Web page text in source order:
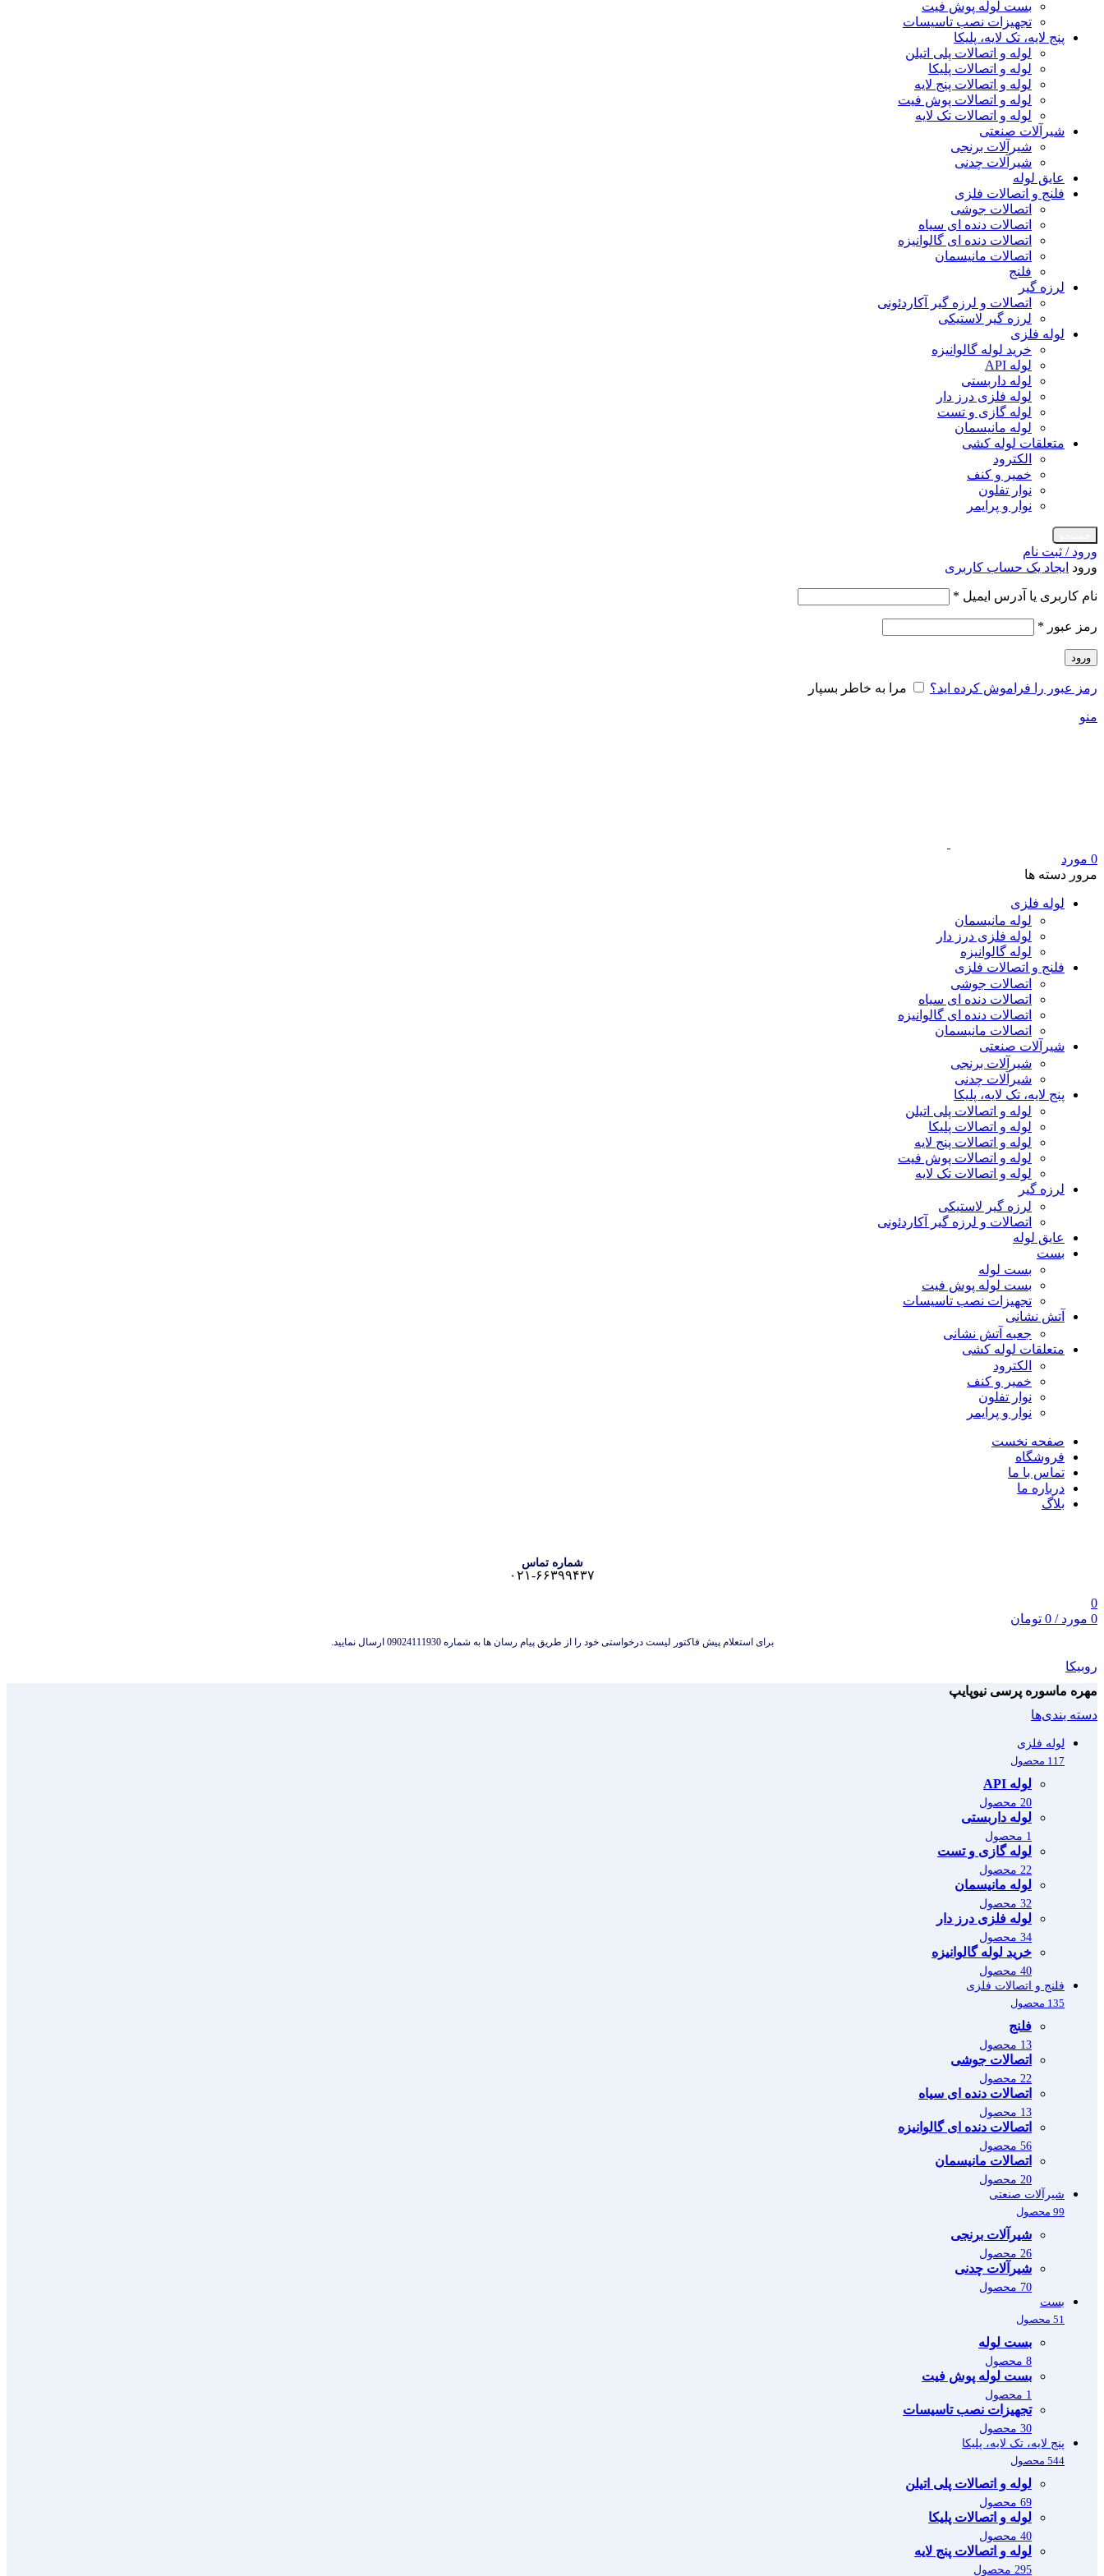
بست لوله پوش فیت
تجهیزات نصب تاسیسات
پنج لایه، تک لایه، پلیکا
لوله و اتصالات پلی اتیلن
لوله و اتصالات پلیکا
لوله و اتصالات پنج لایه
لوله و اتصالات پوش فیت
لوله و اتصالات تک لایه
شیرآلات صنعتی
شیرآلات برنجی
شیرآلات چدنی
عایق لوله
فلنج و اتصالات فلزی
اتصالات جوشی
اتصالات دنده ای سیاه
اتصالات دنده ای گالوانیزه
اتصالات مانیسمان
فلنج
لرزه گیر
اتصالات و لرزه گیر آکاردئونی
لرزه گیر لاستیکی
لوله فلزی
خرید لوله گالوانیزه
لوله API
لوله داربستی
لوله فلزی درز دار
لوله گازی و تست
لوله مانیسمان
متعلقات لوله کشی
الکترود
خمیر و کنف
نوار تفلون
نوار و پرایمر
ورود / ثبت نام
ورود ایجاد یک حساب کاربری
نام کاربری یا آدرس ایمیل *
رمز عبور *
ورود
رمز عبور را فراموش کرده اید؟ مرا به خاطر بسپار
منو
0 مورد
مرور دسته ها
لوله فلزی
لوله مانیسمان
لوله فلزی درز دار
لوله گالوانیزه
فلنج و اتصالات فلزی
اتصالات جوشی
اتصالات دنده ای سیاه
اتصالات دنده ای گالوانیزه
اتصالات مانیسمان
شیرآلات صنعتی
شیرآلات برنجی
شیرآلات چدنی
پنج لایه، تک لایه، پلیکا
لوله و اتصالات پلی اتیلن
لوله و اتصالات پلیکا
لوله و اتصالات پنج لایه
لوله و اتصالات پوش فیت
لوله و اتصالات تک لایه
لرزه گیر
لرزه گیر لاستیکی
اتصالات و لرزه گیر آکاردئونی
عایق لوله
بست
بست لوله
بست لوله پوش فیت
تجهیزات نصب تاسیسات
آتش نشانی
جعبه آتش نشانی
متعلقات لوله کشی
الکترود
خمیر و کنف
نوار تفلون
نوار و پرایمر
صفحه نخست
فروشگاه
تماس با ما
درباره ما
بلاگ
شماره تماس
۰۲۱-۶۶۳۹۹۴۳۷
0
0 مورد /
0 تومان
برای استعلام پیش فاکتور لیست درخواستی خود را از طریق پیام رسان ها به شماره 09024111930 ارسال نمایید.
روبیکا
مهره ماسوره پرسی نیوپایپ
دسته بندی‌ها
لوله فلزی
117 محصول
لوله API
20 محصول
لوله داربستی
1 محصول
لوله گازی و تست
22 محصول
لوله مانیسمان
32 محصول
لوله فلزی درز دار
34 محصول
خرید لوله گالوانیزه
40 محصول
فلنج و اتصالات فلزی
135 محصول
فلنج
13 محصول
اتصالات جوشی
22 محصول
اتصالات دنده ای سیاه
13 محصول
اتصالات دنده ای گالوانیزه
56 محصول
اتصالات مانیسمان
20 محصول
شیرآلات صنعتی
99 محصول
شیرآلات برنجی
26 محصول
شیرآلات چدنی
70 محصول
بست
51 محصول
بست لوله
8 محصول
بست لوله پوش فیت
1 محصول
تجهیزات نصب تاسیسات
30 محصول
پنج لایه، تک لایه، پلیکا
544 محصول
لوله و اتصالات پلی اتیلن
69 محصول
لوله و اتصالات پلیکا
40 محصول
لوله و اتصالات پنج لایه
295 محصول